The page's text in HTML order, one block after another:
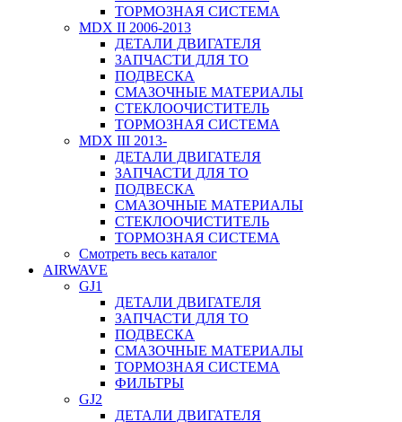
ТОРМОЗНАЯ СИСТЕМА
MDX II 2006-2013
ДЕТАЛИ ДВИГАТЕЛЯ
ЗАПЧАСТИ ДЛЯ ТО
ПОДВЕСКА
СМАЗОЧНЫЕ МАТЕРИАЛЫ
СТЕКЛООЧИСТИТЕЛЬ
ТОРМОЗНАЯ СИСТЕМА
MDX III 2013-
ДЕТАЛИ ДВИГАТЕЛЯ
ЗАПЧАСТИ ДЛЯ ТО
ПОДВЕСКА
СМАЗОЧНЫЕ МАТЕРИАЛЫ
СТЕКЛООЧИСТИТЕЛЬ
ТОРМОЗНАЯ СИСТЕМА
Смотреть весь каталог
AIRWAVE
GJ1
ДЕТАЛИ ДВИГАТЕЛЯ
ЗАПЧАСТИ ДЛЯ ТО
ПОДВЕСКА
СМАЗОЧНЫЕ МАТЕРИАЛЫ
ТОРМОЗНАЯ СИСТЕМА
ФИЛЬТРЫ
GJ2
ДЕТАЛИ ДВИГАТЕЛЯ